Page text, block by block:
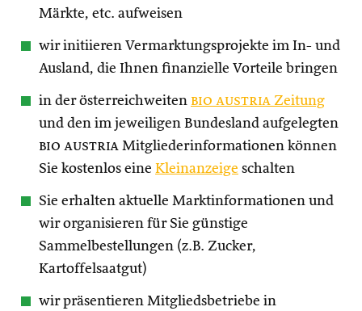
Märkte, etc. aufweisen
wir initiieren Vermarktungsprojekte im In- und
Ausland, die Ihnen finanzielle Vorteile bringen
in der österreichweiten bio austria Zeitung
und den im jeweiligen Bundesland aufgelegten
bio austria Mitgliederinformationen können
Sie kostenlos eine Kleinanzeige schalten
Sie erhalten aktuelle Marktinformationen und
wir organisieren für Sie günstige
Sammelbestellungen (z.B. Zucker,
Kartoffelsaatgut)
wir präsentieren Mitgliedsbetriebe in